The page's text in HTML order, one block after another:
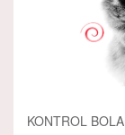
KONTROL